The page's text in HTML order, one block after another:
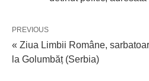
PREVIOUS
« Ziua Limbii Române,
la Golumbăț (Serbia)